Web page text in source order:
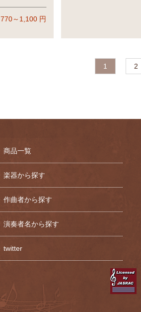
770～1,100 円
1 2
商品一覧
楽器から探す
作曲者から探す
演奏者名から探す
twitter